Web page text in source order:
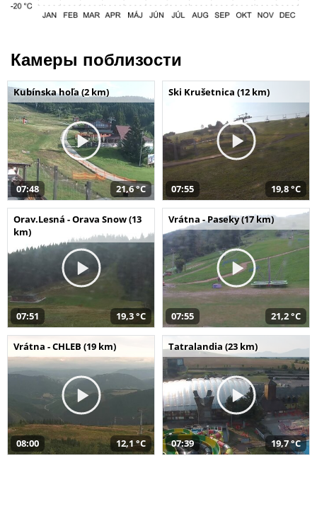
Камеры поблизости
Kubínska hoľa (2 km)
07:48 21,6 °C
Ski Krušetnica (12 km)
07:55 19,8 °C
Orav.Lesná - Orava Snow (13
km)
07:51 19,3 °C
Vrátna - Paseky (17 km)
07:55 21,2 °C
Vrátna - CHLEB (19 km)
08:00 12,1 °C
Tatralandia (23 km)
07:39 19,7 °C